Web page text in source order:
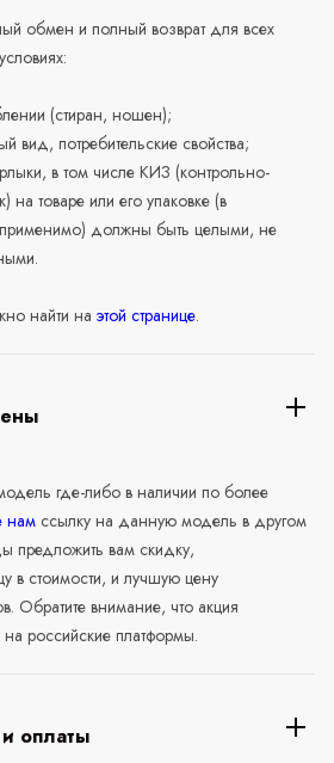
обмен и полный возврат для всех
(стиран, ношен);
вид, потребительские свойства;
в том числе КИЗ (контрольно-
товаре или его упаковке (в
применимо) должны быть целыми, не
найти на этой странице.
где-либо в наличии по более
нам ссылку на данную модель в другом
предложить вам скидку,
в стоимости, и лучшую цену
Обратите внимание, что акция
на российские платформы.
оплаты